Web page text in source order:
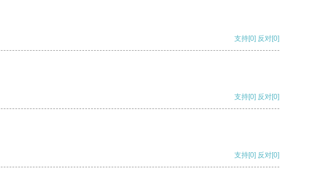
支持[0] 反对[0]
支持[0] 反对[0]
支持[0] 反对[0]